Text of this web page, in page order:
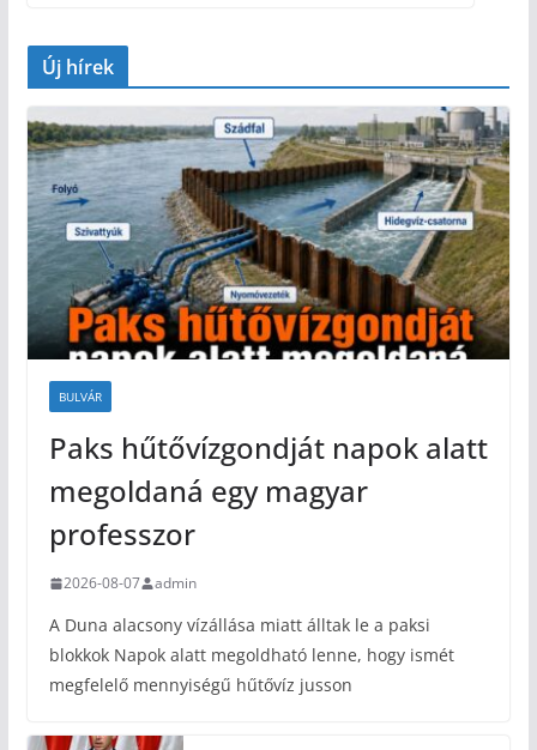
Új hírek
BULVÁR
Paks hűtővízgondját napok alatt
megoldaná egy magyar
professzor
2026-08-07 admin
A Duna alacsony vízállása miatt álltak le a paksi
blokkok Napok alatt megoldható lenne, hogy ismét
megfelelő mennyiségű hűtővíz jusson